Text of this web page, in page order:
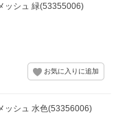
ッシュ 緑(53355006)
ッシュ 水色(53356006)